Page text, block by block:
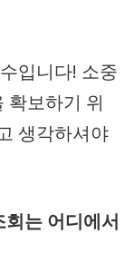
입니다! 소중
확보하기 위
생각하셔야
회는 어디에서